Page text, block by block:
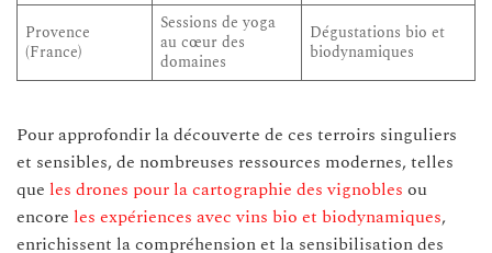
Provence
(France)
Sessions de yoga
au cœur des
domaines
Dégustations bio et
biodynamiques
Pour approfondir la découverte de ces terroirs singuliers
et sensibles, de nombreuses ressources modernes, telles
que les drones pour la cartographie des vignobles ou
encore les expériences avec vins bio et biodynamiques,
enrichissent la compréhension et la sensibilisation des